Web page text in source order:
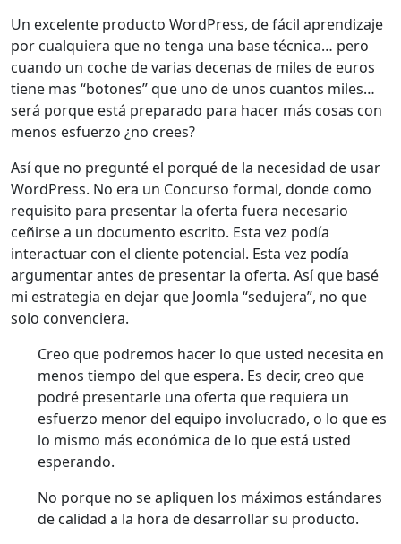
Un excelente producto WordPress, de fácil aprendizaje
por cualquiera que no tenga una base técnica… pero
cuando un coche de varias decenas de miles de euros
tiene mas “botones” que uno de unos cuantos miles…
será porque está preparado para hacer más cosas con
menos esfuerzo ¿no crees?
Así que no pregunté el porqué de la necesidad de usar
WordPress. No era un Concurso formal, donde como
requisito para presentar la oferta fuera necesario
ceñirse a un documento escrito. Esta vez podía
interactuar con el cliente potencial. Esta vez podía
argumentar antes de presentar la oferta. Así que basé
mi estrategia en dejar que Joomla “sedujera”, no que
solo convenciera.
Creo que podremos hacer lo que usted necesita en
menos tiempo del que espera. Es decir, creo que
podré presentarle una oferta que requiera un
esfuerzo menor del equipo involucrado, o lo que es
lo mismo más económica de lo que está usted
esperando.
No porque no se apliquen los máximos estándares
de calidad a la hora de desarrollar su producto.